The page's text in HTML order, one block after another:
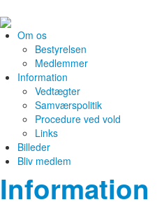
Om os
Bestyrelsen
Medlemmer
Information
Vedtægter
Samværspolitik
Procedure ved vold
Links
Billeder
Bliv medlem
Information